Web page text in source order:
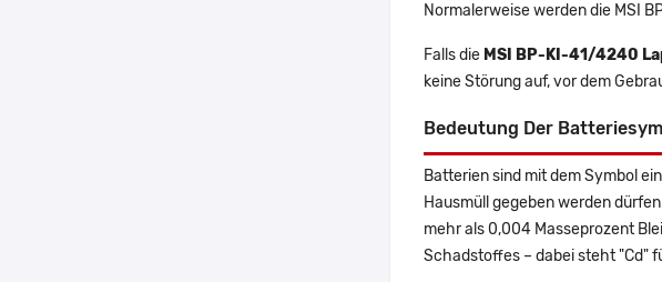
Normalerweise werden die MSI
Falls die MSI BP-KI-41/4240
keine Störung auf, vor dem
Bedeutung Der
Batterien sind mit dem Symbol
Hausmüll gegeben werden
mehr als 0,004 Masseprozent
Schadstoffes – dabei steht "Cd"